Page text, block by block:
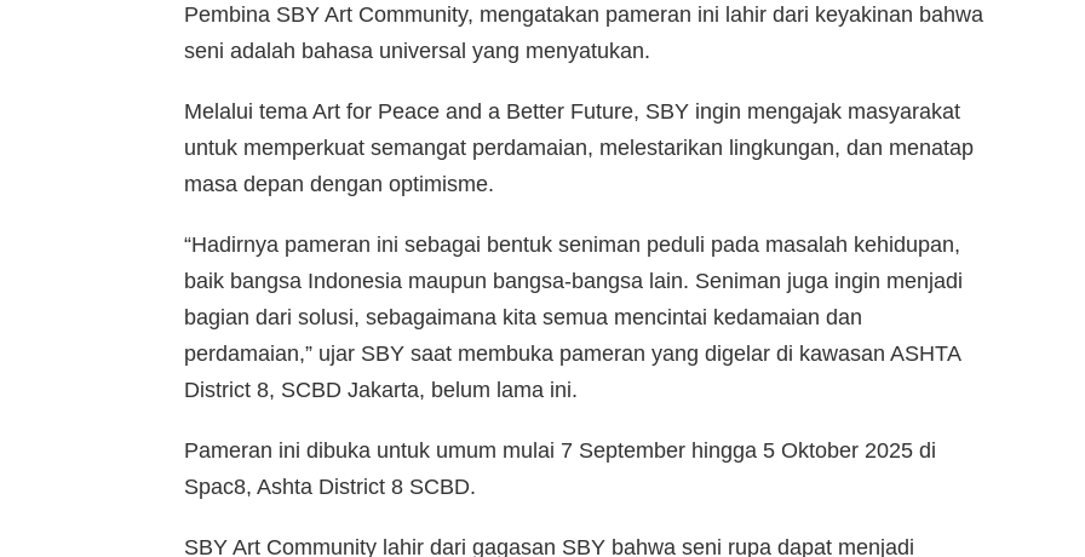
Pembina SBY Art Community, mengatakan pameran ini lahir dari keyakinan bahwa
seni adalah bahasa universal yang menyatukan.
Melalui tema Art for Peace and a Better Future, SBY ingin mengajak masyarakat
untuk memperkuat semangat perdamaian, melestarikan lingkungan, dan menatap
masa depan dengan optimisme.
“Hadirnya pameran ini sebagai bentuk seniman peduli pada masalah kehidupan,
baik bangsa Indonesia maupun bangsa-bangsa lain. Seniman juga ingin menjadi
bagian dari solusi, sebagaimana kita semua mencintai kedamaian dan
perdamaian,” ujar SBY saat membuka pameran yang digelar di kawasan ASHTA
District 8, SCBD Jakarta, belum lama ini.
Pameran ini dibuka untuk umum mulai 7 September hingga 5 Oktober 2025 di
Spac8, Ashta District 8 SCBD.
SBY Art Community lahir dari gagasan SBY bahwa seni rupa dapat menjadi